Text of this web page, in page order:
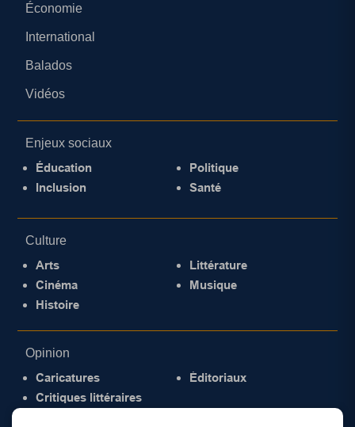
Économie
International
Balados
Vidéos
Enjeux sociaux
Éducation
Inclusion
Politique
Santé
Culture
Arts
Cinéma
Histoire
Littérature
Musique
Opinion
Caricatures
Critiques littéraires
Éditoriaux